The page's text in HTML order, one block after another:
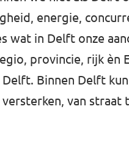
energie,
wat in Delft onze
provincie, rijk èn
Binnen Delft
van straat